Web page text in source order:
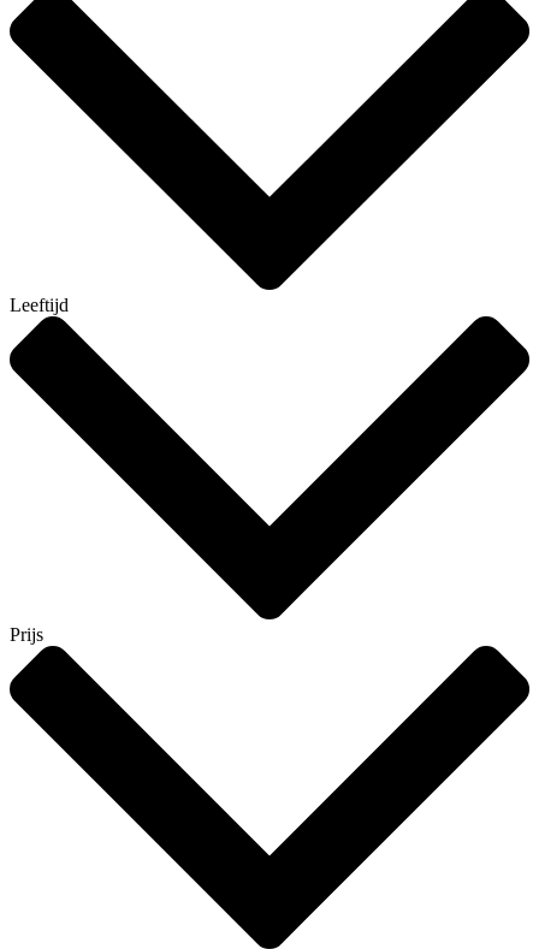
Leeftijd
Prijs